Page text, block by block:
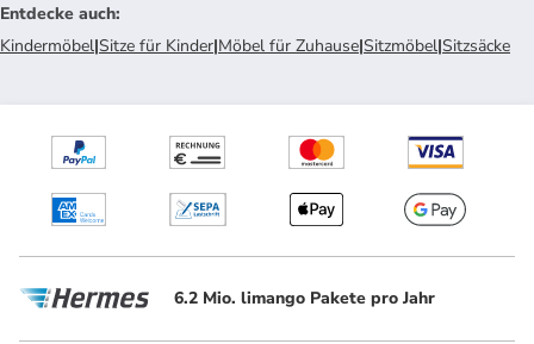
Entdecke auch:
Kindermöbel|Sitze für Kinder|Möbel für Zuhause|Sitzmöbel|Sitzsäcke
6.2 Mio. limango Pakete pro Jahr